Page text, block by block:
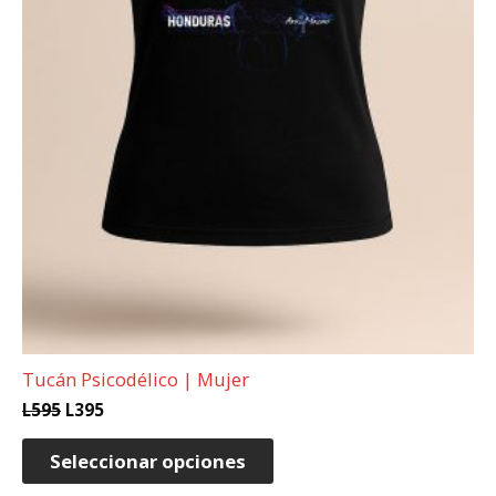
Tucán Psicodélico | Mujer
L595 L395
Seleccionar opciones